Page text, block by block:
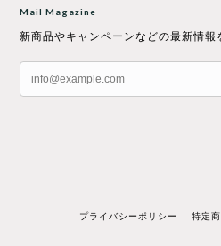
Mail Magazine
新商品やキャンペーンなどの最新情報
プライバシーポリシー 特定